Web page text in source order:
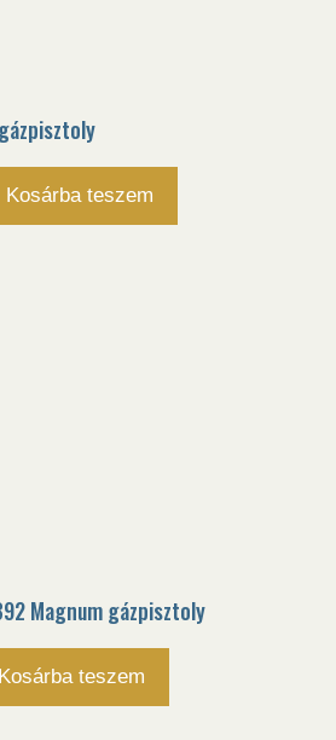
Kosárba teszem
Magnum gázpisztoly
Kosárba teszem